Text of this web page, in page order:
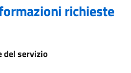
richieste
del servizio